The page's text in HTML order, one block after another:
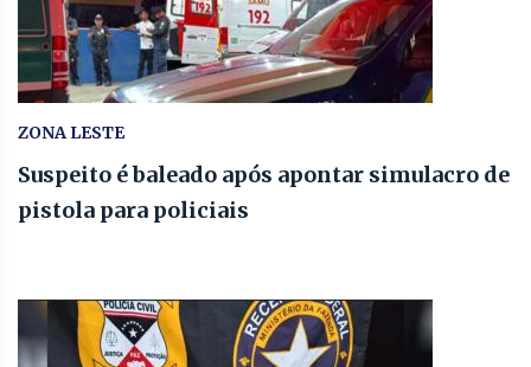
ZONA LESTE
Suspeito é baleado após apontar simulacro de
pistola para policiais